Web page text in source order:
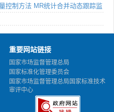
控制方法 MR统计合并动态跟踪监
重要网站链接
国家市场监督管理总局
国家标准化管理委员会
国家市场监督管理总局国家标准技术
审评中心